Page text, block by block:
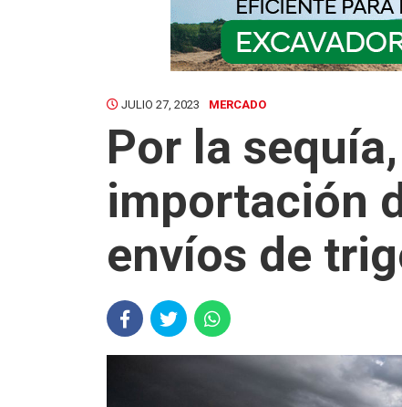
JULIO 27, 2023 MERCADO
Por la
importación
envíos de